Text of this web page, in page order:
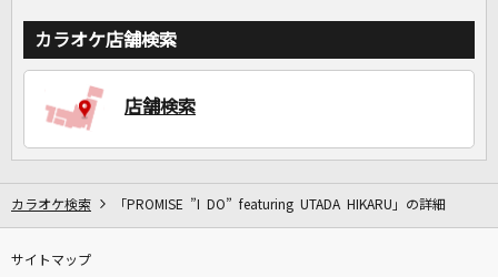
カラオケ店舗検索
店舗検索
カラオケ検索 「PROMISE ”I DO” featuring UTADA HIKARU」の詳細
サイトマップ